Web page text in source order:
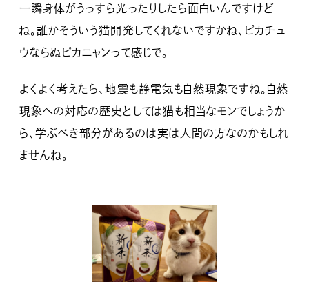
一瞬身体がうっすら光ったりしたら面白いんですけど
ね。誰かそういう猫開発してくれないですかね、ピカチュ
ウならぬピカニャンって感じで。
よくよく考えたら、地震も静電気も自然現象ですね。自然
現象への対応の歴史としては猫も相当なモンでしょうか
ら、学ぶべき部分があるのは実は人間の方なのかもしれ
ませんね。